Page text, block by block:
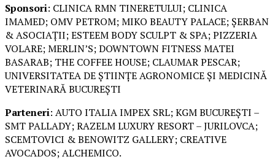
Sponsori: CLINICA RMN TINERETULUI; CLINICA
IMAMED; OMV PETROM; MIKO BEAUTY PALACE; ȘERBAN
& ASOCIAȚII; ESTEEM BODY SCULPT & SPA; PIZZERIA
VOLARE; MERLIN’S; DOWNTOWN FITNESS MATEI
BASARAB; THE COFFEE HOUSE; CLAUMAR PESCAR;
UNIVERSITATEA DE ȘTIINȚE AGRONOMICE ȘI MEDICINĂ
VETERINARĂ BUCUREȘTI
Parteneri: AUTO ITALIA IMPEX SRL; KGM BUCUREȘTI –
SMT PALLADY; RAZELM LUXURY RESORT – JURILOVCA;
SCEMTOVICI & BENOWITZ GALLERY; CREATIVE
AVOCADOS; ALCHEMICO.